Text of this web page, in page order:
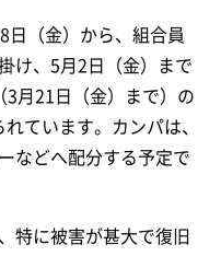
日（金）から、組合員
け、5月2日（金）まで
3月21日（金）まで）の
ています。カンパは、
などへ配分する予定で
特に被害が甚大で復旧